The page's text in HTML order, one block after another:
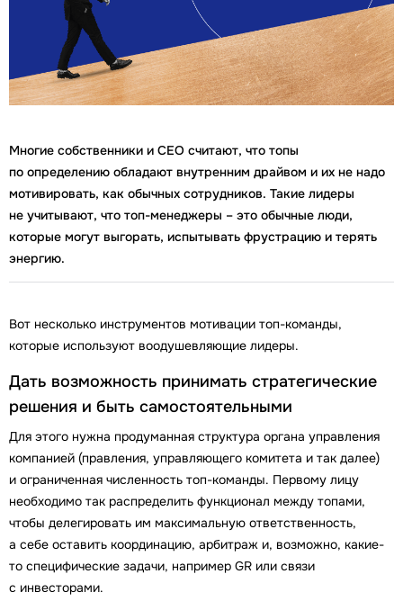
Многие собственники и СЕО считают, что топы
по определению обладают внутренним драйвом и их не надо
мотивировать, как обычных сотрудников. Такие лидеры
не учитывают, что топ-менеджеры – это обычные люди,
которые могут выгорать, испытывать фрустрацию и терять
энергию.
Вот несколько инструментов мотивации топ-команды,
которые используют воодушевляющие лидеры.
Дать возможность принимать стратегические
решения и быть самостоятельными
Для этого нужна продуманная структура органа управления
компанией (правления, управляющего комитета и так далее)
и ограниченная численность топ-команды. Первому лицу
необходимо так распределить функционал между топами,
чтобы делегировать им максимальную ответственность,
а себе оставить координацию, арбитраж и, возможно, какие-
то специфические задачи, например GR или связи
с инвесторами.